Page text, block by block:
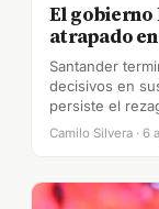
El gobierno
atrapado
Santander
decisivos en
persiste el
Camilo Silvera · 6